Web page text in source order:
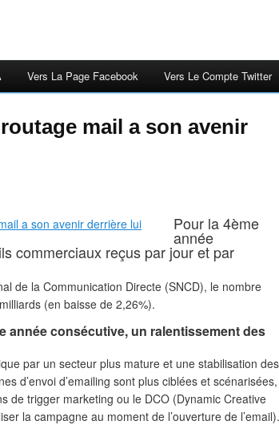
Vers La Page Facebook Vers Le Compte Twitter
mail a son avenir
Pour la 4ème
année
commerciaux reçus par jour et par
de la Communication Directe (SNCD), le nombre
(en baisse de 2,26%).
année consécutive, un ralentissement des
par un secteur plus mature et une stabilisation des
d’envoi d’emailing sont plus ciblées et scénarisées,
de trigger marketing ou le DCO (Dynamic Creative
la campagne au moment de l’ouverture de l’email).